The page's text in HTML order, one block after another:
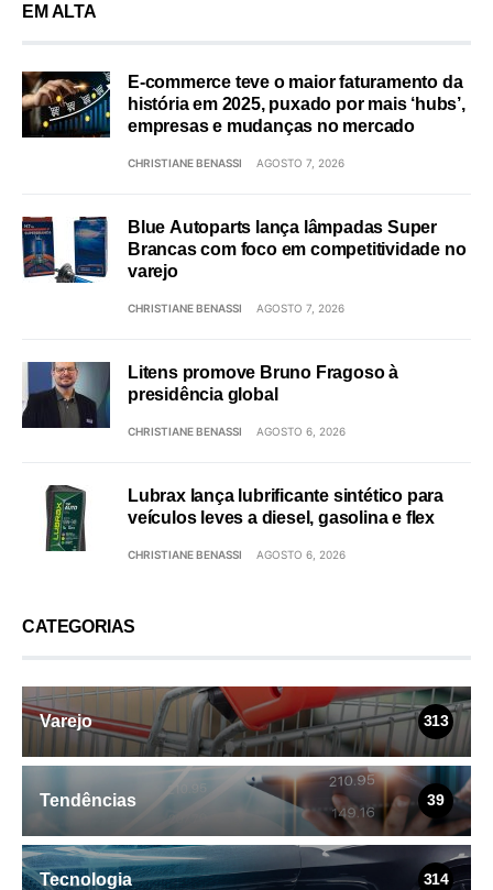
EM ALTA
E-commerce teve o maior faturamento da
história em 2025, puxado por mais ‘hubs’,
empresas e mudanças no mercado
CHRISTIANE BENASSI AGOSTO 7, 2026
Blue Autoparts lança lâmpadas Super
Brancas com foco em competitividade no
varejo
CHRISTIANE BENASSI AGOSTO 7, 2026
Litens promove Bruno Fragoso à
presidência global
CHRISTIANE BENASSI AGOSTO 6, 2026
Lubrax lança lubrificante sintético para
veículos leves a diesel, gasolina e flex
CHRISTIANE BENASSI AGOSTO 6, 2026
CATEGORIAS
Varejo 313
Tendências 39
Tecnologia 314